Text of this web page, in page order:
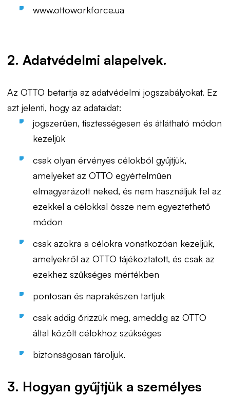
www.ottoworkforce.ua
2. Adatvédelmi alapelvek.
Az OTTO betartja az adatvédelmi jogszabályokat. Ez
azt jelenti, hogy az adataidat:
jogszerűen, tisztességesen és átlátható módon
kezeljük
csak olyan érvényes célokból gyűjtjük,
amelyeket az OTTO egyértelműen
elmagyarázott neked, és nem használjuk fel az
ezekkel a célokkal össze nem egyeztethető
módon
csak azokra a célokra vonatkozóan kezeljük,
amelyekről az OTTO tájékoztatott, és csak az
ezekhez szükséges mértékben
pontosan és naprakészen tartjuk
csak addig őrizzük meg, ameddig az OTTO
által közölt célokhoz szükséges
biztonságosan tároljuk.
3. Hogyan gyűjtjük a személyes